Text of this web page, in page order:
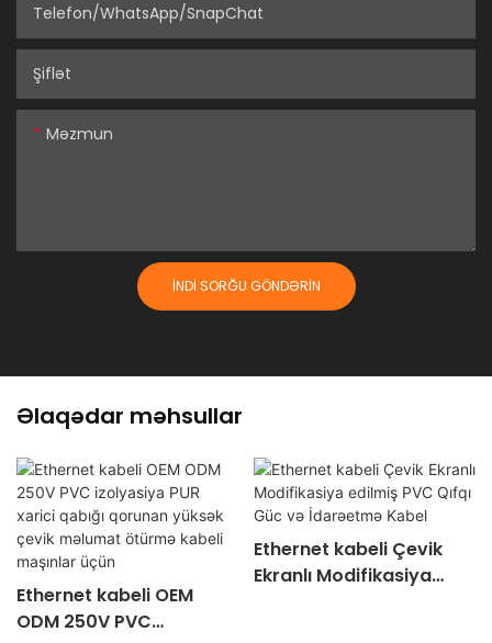
Telefon/WhatsApp/SnapChat
Şiflət
Məzmun
İNDI SORĞU GÖNDƏRIN
Əlaqədar məhsullar
Ethernet kabeli OEM
ODM 250V PVC
Ethernet kabeli Çevik
Ekranlı Modifikasiya